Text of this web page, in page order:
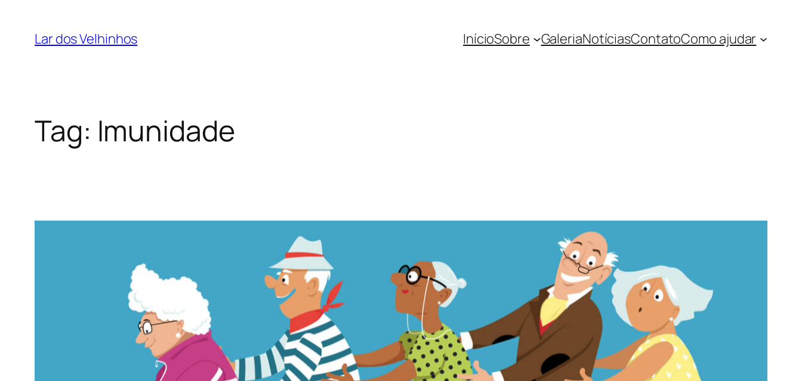
Lar dos Velhinhos InícioSobre GaleriaNotíciasContatoComo ajudar
Tag: Imunidade